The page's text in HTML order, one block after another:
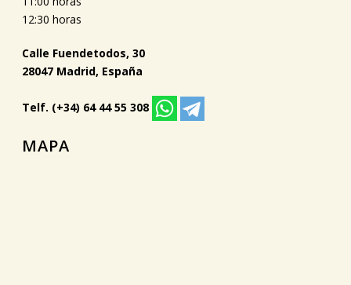
12:30 horas
Calle Fuendetodos, 30
28047 Madrid, España
Telf. (+34) 64 44 55 308
MAPA